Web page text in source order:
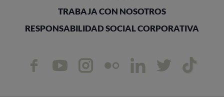
TRABAJA CON NOSOTROS
RESPONSABILIDAD SOCIAL CORPORATIVA